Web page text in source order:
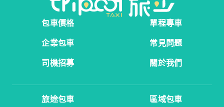
包車價格
單程專車
企業包車
常見問題
司機招募
關於我們
旅途包車 區域包車